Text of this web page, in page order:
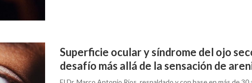
Superficie ocular y síndrome del ojo
desafío más allá de la sensación de